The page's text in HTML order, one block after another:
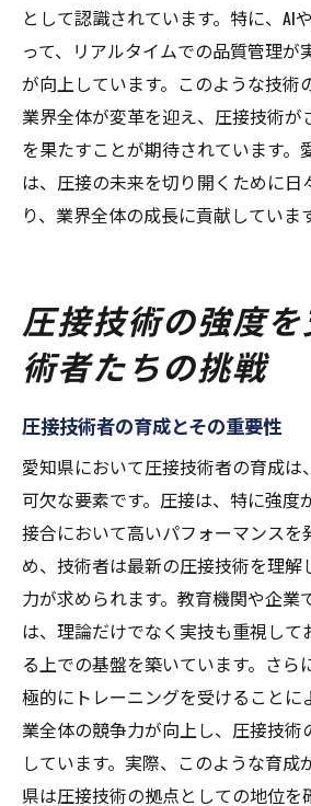
として認識されています。特に、AI
って、リアルタイムでの品質管理が
が向上しています。このような技術
業界全体が変革を迎え、圧接技術が
を果たすことが期待されています。
は、圧接の未来を切り開くために日
り、業界全体の成長に貢献していま
圧接技術の強度
術者たちの挑戦
圧接技術者の育成とその重要性
愛知県において圧接技術者の育成は
可欠な要素です。圧接は、特に強度
接合において高いパフォーマンスを
め、技術者は最新の圧接技術を理解
力が求められます。教育機関や企業
は、理論だけでなく実技も重視して
る上での基盤を築いています。さら
極的にトレーニングを受けることに
業全体の競争力が向上し、圧接技術
しています。実際、このような育成
県は圧接技術の拠点としての地位を